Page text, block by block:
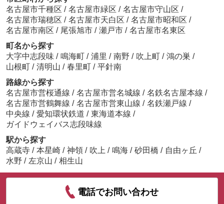
名古屋市千種区 / 名古屋市緑区 / 名古屋市守山区 /
名古屋市瑞穂区 / 名古屋市天白区 / 名古屋市昭和区 /
名古屋市南区 / 尾張旭市 / 瀬戸市 / 名古屋市名東区
町名から探す
大字中志段味 / 鳴海町 / 浦里 / 南野 / 吹上町 / 鴻の巣 /
山根町 / 清明山 / 春里町 / 平針南
路線から探す
名古屋市営桜通線 / 名古屋市営名城線 / 名鉄名古屋本線 /
名古屋市営鶴舞線 / 名古屋市営東山線 / 名鉄瀬戸線 /
中央線 / 愛知環状鉄道 / 東海道本線 /
ガイドウェイバス志段味線
駅から探す
高蔵寺 / 本星崎 / 神領 / 吹上 / 鳴海 / 砂田橋 / 自由ヶ丘 /
水野 / 左京山 / 相生山
電話でお問い合わせ